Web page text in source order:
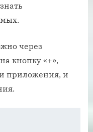
через
кнопку «+»,
приложения, и